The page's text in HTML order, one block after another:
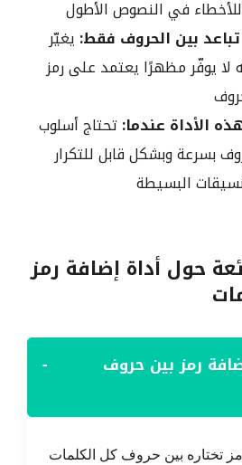
في النصوص الأطول
بين الحروف فقط: يغيّر
يوفّر مظهرًا يعتمد على رمز
الأداة عندما: تحتاج أسلوب
بسرعة وبشكل قابل للتكرار
البسيطة
حول أداة إضافة رمز
رمز بين حروف
−
تختاره بين حروف كل الكلمات